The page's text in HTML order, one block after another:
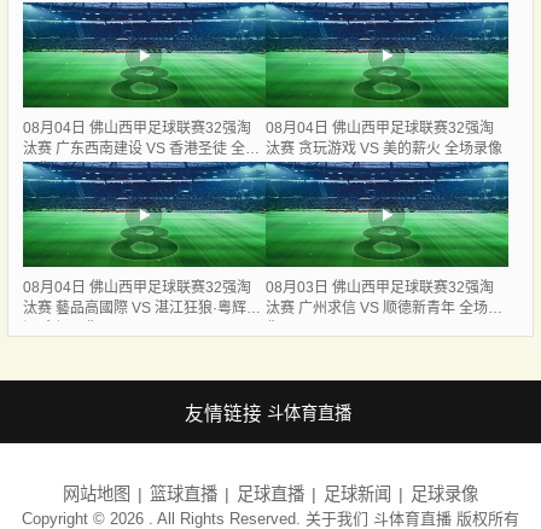
像
08月04日 佛山西甲足球联赛32强淘
汰赛 广东西南建设 VS 香港圣徒 全场
录像
08月04日 佛山西甲足球联赛32强淘
汰赛 贪玩游戏 VS 美的薪火 全场录像
08月04日 佛山西甲足球联赛32强淘
汰赛 藝品高國際 VS 湛江狂狼·粵辉能
08月03日 佛山西甲足球联赛32强淘
汰赛 广州求信 VS 顺德新青年 全场录
友情链接 斗体育直播
网站地图 篮球直播 足球直播 足球新闻 足球录像
Copyright © 2026 . All Rights Reserved. 关于我们 斗体育直播 版权所有